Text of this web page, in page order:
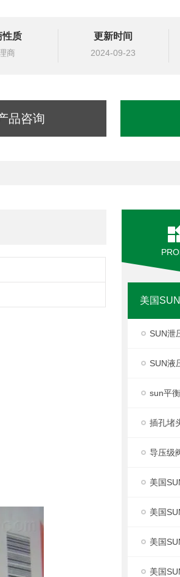
士乐、派克、中国台湾北部等液压元件
性质
商
更新时间
2024-09-23
品咨询
美国SUN
SUN泄
SUN液
sun平
插孔堵
导压级
美国
美国
美国
美国